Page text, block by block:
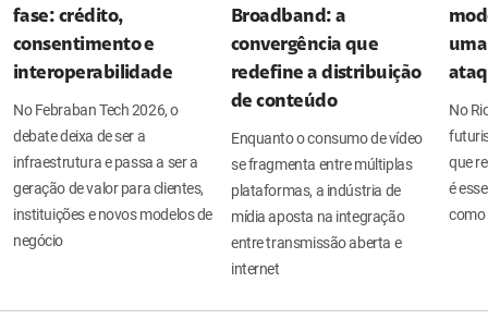
fase: crédito,
consentimento e
interoperabilidade
No Febraban Tech 2026, o
debate deixa de ser a
infraestrutura e passa a ser a
geração de valor para clientes,
instituições e novos modelos de
negócio
Broadband: a
convergência que
redefine a distribuição
de conteúdo
Enquanto o consumo de vídeo
se fragmenta entre múltiplas
plataformas, a indústria de
mídia aposta na integração
entre transmissão aberta e
internet
No
que
é
como